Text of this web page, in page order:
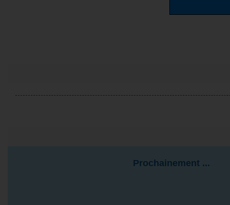
Prochainement ...